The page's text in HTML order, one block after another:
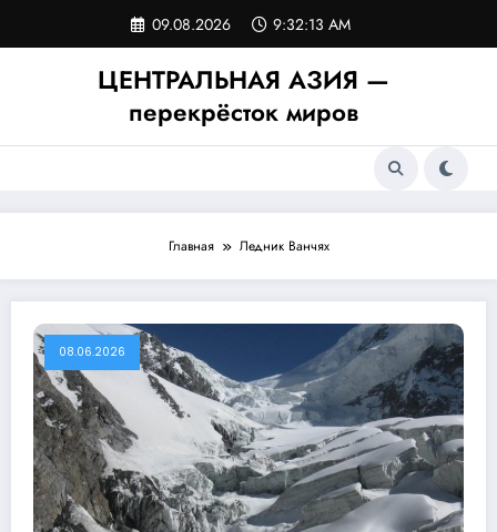
содержимому
09.08.2026 9:32:13 AM
ЦЕНТРАЛЬНАЯ АЗИЯ —
перекрёсток миров
Главная Ледник Ванчях
08.06.2026